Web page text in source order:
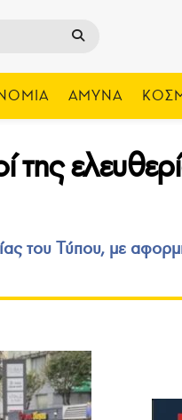
ΑΜΥΝΑ
της
του Τύπου, με